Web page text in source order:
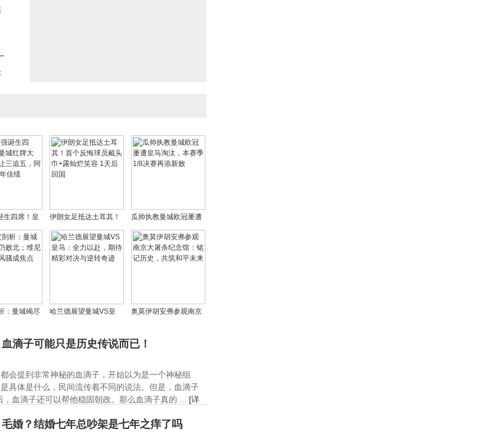
生四席！皇
大战，葡体
阿森纳创14
伊朗女足抵达土耳其！
首个反悔球员戴头巾+露
灿烂笑容 1天后回国
瓜帅执教曼城欧冠屡遭
皇马淘汰，本赛季1/8决
赛再添新败
：曼城竭尽
焦点
哈兰德展望曼城VS皇
彩对决与逆转奇迹
奥莫伊胡安弗参观南京
史，共筑和平未来
滴子可能只是历史传说而已！
会提到非常神秘的血滴子，开始以为是一个神秘组
具体是什么，民间流传着不同的说法。但是，血滴子
血滴子还可以帮他稳固朝政。那么血滴子真的 ... [详
婚？结婚七年总吵架是七年之痒了吗